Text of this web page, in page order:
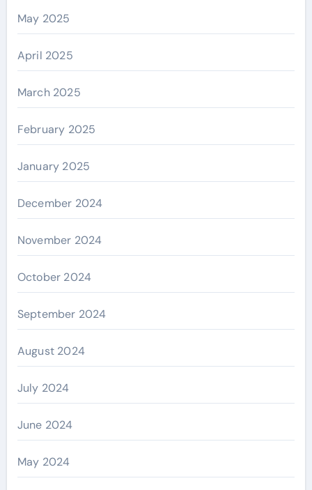
May 2025
April 2025
March 2025
February 2025
January 2025
December 2024
November 2024
October 2024
September 2024
August 2024
July 2024
June 2024
May 2024